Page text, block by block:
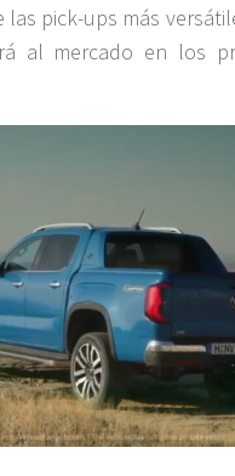
pick-ups más
al mercado en los